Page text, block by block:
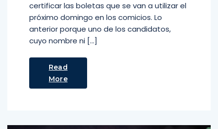
certificar las boletas que se van a utilizar el
próximo domingo en los comicios. Lo
anterior porque uno de los candidatos,
cuyo nombre ni […]
Read
More